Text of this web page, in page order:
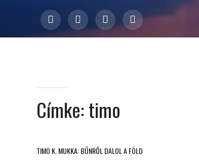
Címke:timo
TIMO K. MUKKA: BŰNRŐL DALOL A FÖLD